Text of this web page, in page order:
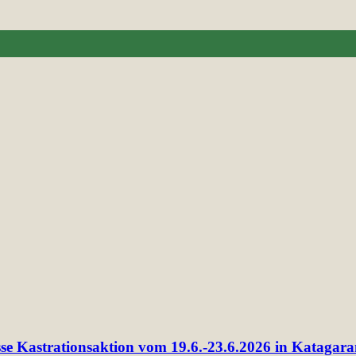
Kastrationsaktion vom 19.6.-23.6.2026 in